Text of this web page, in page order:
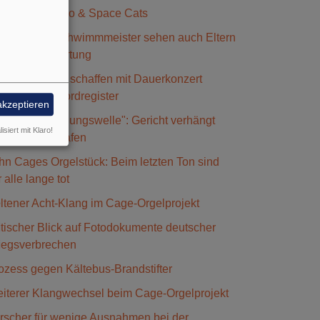
Tango & Space Cats
Schwimmmeister sehen auch Eltern
der Verantwortung
schaffen mit Dauerkonzert
ins Rekordregister
Verteidigungswelle": Gericht verhängt
Strafen
Cages Orgelstück: Beim letzten Ton sind
alle lange tot
Acht-Klang im Cage-Orgelprojekt
Blick auf Fotodokumente deutscher
gegen Kältebus-Brandstifter
Klangwechsel beim Cage-Orgelprojekt
für wenige Ausnahmen bei der
mit Klaro!